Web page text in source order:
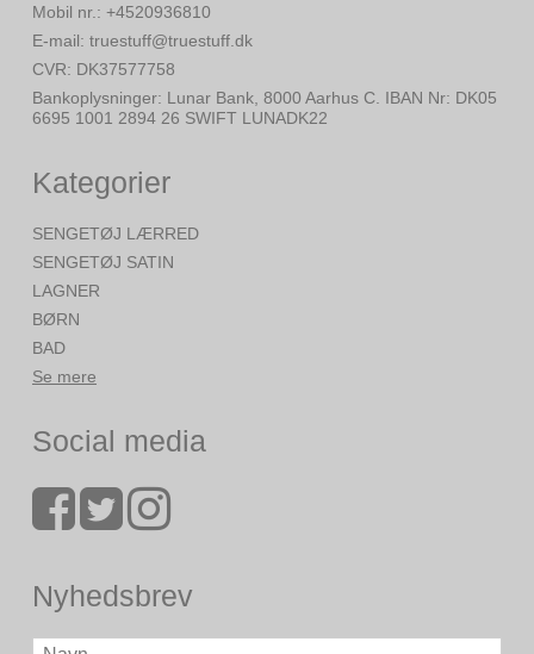
Mobil nr. : +4520936810
E-mail: truestuff@truestuff.dk
CVR: DK37577758
Bankoplysninger: Lunar Bank, 8000 Aarhus C. IBAN Nr: DK05
6695 1001 2894 26 SWIFT LUNADK22
Kategorier
SENGETØJ LÆRRED
SENGETØJ SATIN
LAGNER
BØRN
BAD
Se mere
Social media
Nyhedsbrev